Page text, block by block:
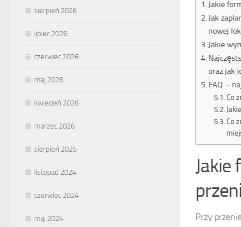
Jakie
Jak
nowej
Jakie
oraz jak
FAQ –
Co
Co
Przy
sierpień 2026
lipiec 2026
czerwiec 2026
maj 2026
kwiecień 2026
marzec 2026
sierpień 2025
listopad 2024
czerwiec 2024
maj 2024